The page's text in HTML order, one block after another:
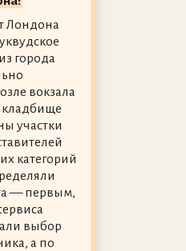
Лондона
города
вокзала
кладбище
участки
категорий
— первым,
выбор
а по